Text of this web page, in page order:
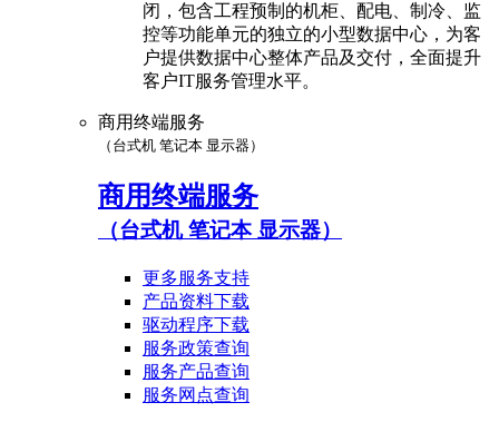
闭，包含工程预制的机柜、配电、制冷、监
控等功能单元的独立的小型数据中心，为客
户提供数据中心整体产品及交付，全面提升
客户IT服务管理水平。
商用终端服务
（台式机 笔记本 显示器）
商用终端服务
（台式机 笔记本 显示器）
更多服务支持
产品资料下载
驱动程序下载
服务政策查询
服务产品查询
服务网点查询